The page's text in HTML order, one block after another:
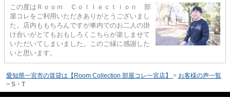
この度はＲｏｏｍ Ｃｏｌｌｅｃｔｉｏｎ 部
屋コレをご利用いただきありがとうございまし
た。店内ももちろんですが車内でのお二人の掛
け合いがとてもおもしろくこちらが楽しませて
いただいてしまいました。このご縁に感謝した
いと思います。
愛知県一宮市の賃貸は【Room Collection 部屋コレ一宮店】 > お客様の声一覧
> S・T